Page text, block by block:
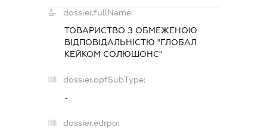
dossier.fullName:
ТОВАРИСТВО З ОБМЕЖЕНОЮ
ВІДПОВІДАЛЬНІСТЮ "ГЛОБАЛ
КЕЙКОМ СОЛЮШОНС"
dossier.opfSubType:
-
dossier.edrpo: